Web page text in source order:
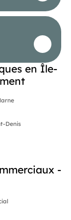
en Île-
Denis
-